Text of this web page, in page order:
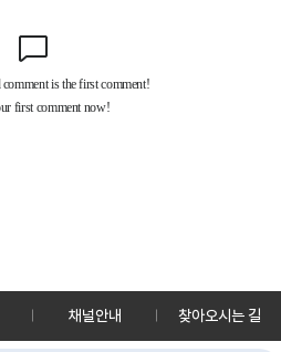
채널안내 찾아오시는 길